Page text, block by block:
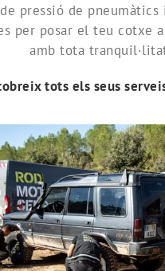
pressió de pneumàtics
per posar el teu cotxe
amb tota
tots els seus